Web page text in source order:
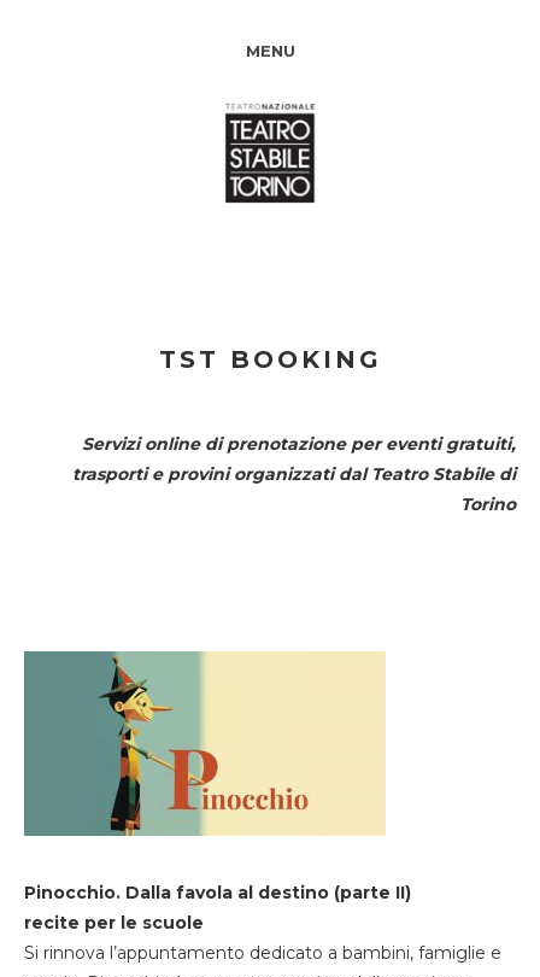
MENU
TST BOOKING
Servizi online di prenotazione per eventi gratuiti,
trasporti e provini organizzati dal Teatro Stabile di
Torino
Pinocchio. Dalla favola al destino (parte II)
recite per le scuole
Si rinnova l’appuntamento dedicato a bambini, famiglie e